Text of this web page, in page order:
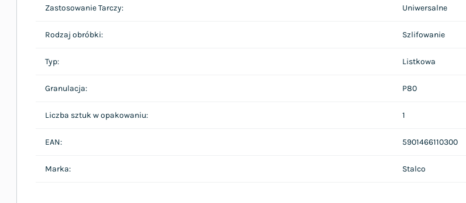
Zastosowanie Tarczy: Uniwersalne
Rodzaj obróbki: Szlifowanie
Typ: Listkowa
Granulacja: P80
Liczba sztuk w opakowaniu: 1
EAN: 5901466110300
Marka: Stalco